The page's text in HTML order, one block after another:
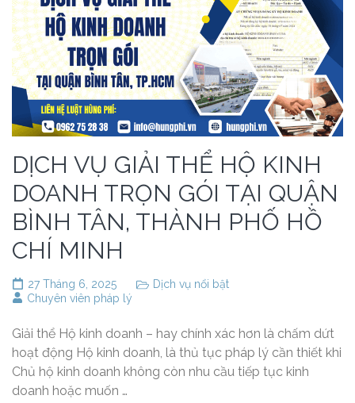
DỊCH VỤ GIẢI THỂ HỘ KINH
DOANH TRỌN GÓI TẠI QUẬN
BÌNH TÂN, THÀNH PHỐ HỒ
CHÍ MINH
27 Tháng 6, 2025
Dịch vụ nổi bật
Chuyên viên pháp lý
Giải thể Hộ kinh doanh – hay chính xác hơn là chấm dứt
hoạt động Hộ kinh doanh, là thủ tục pháp lý cần thiết khi
Chủ hộ kinh doanh không còn nhu cầu tiếp tục kinh
doanh hoặc muốn …